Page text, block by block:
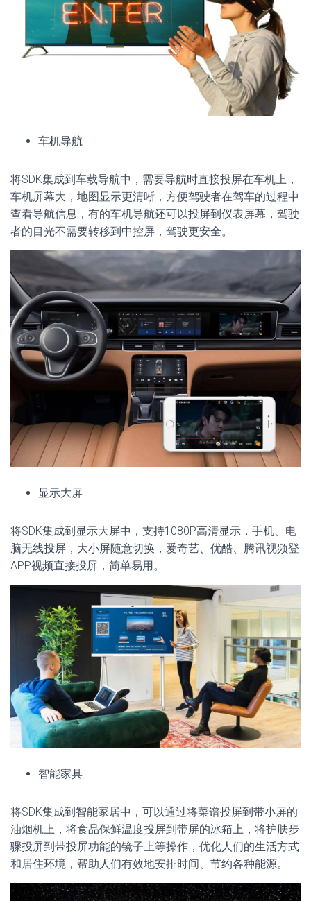
车机导航
将SDK集成到车载导航中，需要导航时直接投屏在车机上，
车机屏幕大，地图显示更清晰，方便驾驶者在驾车的过程中
查看导航信息，有的车机导航还可以投屏到仪表屏幕，驾驶
者的目光不需要转移到中控屏，驾驶更安全。
显示大屏
将SDK集成到显示大屏中，支持1080P高清显示，手机、电
脑无线投屏，大小屏随意切换，爱奇艺、优酷、腾讯视频登
APP视频直接投屏，简单易用。
智能家具
将SDK集成到智能家居中，可以通过将菜谱投屏到带小屏的
油烟机上，将食品保鲜温度投屏到带屏的冰箱上，将护肤步
骤投屏到带投屏功能的镜子上等操作，优化人们的生活方式
和居住环境，帮助人们有效地安排时间、节约各种能源。